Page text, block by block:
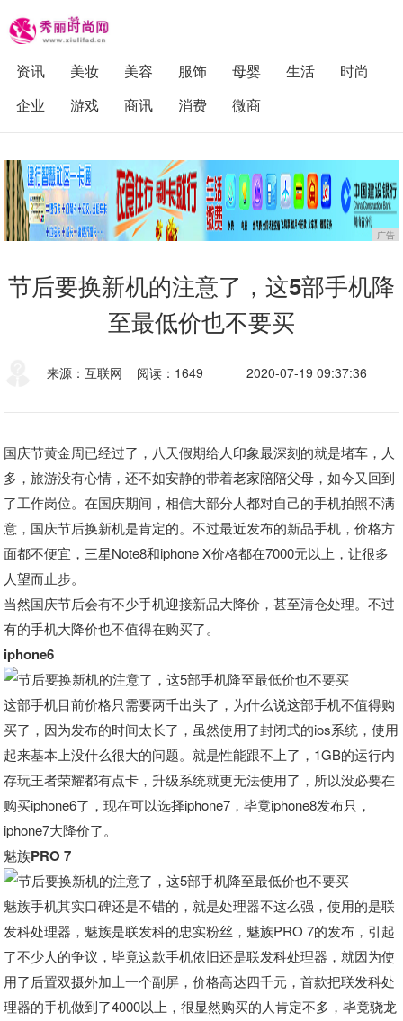
资讯 美妆 美容 服饰 母婴 生活
时尚
企业
游戏 商讯 消费 微商
广告
节后要换新机的注意了，这5部手机降
至最低价也不要买
来源：互联网 阅读：1649 2020-07-19 09:37:36
国庆节黄金周已经过了，八天假期给人印象最深刻的就是堵车，人
多，旅游没有心情，还不如安静的带着老家陪陪父母，如今又回到
了工作岗位。在国庆期间，相信大部分人都对自己的手机拍照不满
意，国庆节后换新机是肯定的。不过最近发布的新品手机，价格方
面都不便宜，三星Note8和iphone X价格都在7000元以上，让很多
人望而止步。
当然国庆节后会有不少手机迎接新品大降价，甚至清仓处理。不过
有的手机大降价也不值得在购买了。
iphone6
这部手机目前价格只需要两千出头了，为什么说这部手机不值得购
买了，因为发布的时间太长了，虽然使用了封闭式的ios系统，使用
起来基本上没什么很大的问题。就是性能跟不上了，1GB的运行内
存玩王者荣耀都有点卡，升级系统就更无法使用了，所以没必要在
购买iphone6了，现在可以选择iphone7，毕竟iphone8发布只，
iphone7大降价了。
魅族PRO 7
魅族手机其实口碑还是不错的，就是处理器不这么强，使用的是联
发科处理器，魅族是联发科的忠实粉丝，魅族PRO 7的发布，引起
了不少人的争议，毕竟这款手机依旧还是联发科处理器，就因为使
用了后置双摄外加上一个副屏，价格高达四千元，首款把联发科处
理器的手机做到了4000以上，很显然购买的人肯定不多，毕竟骁龙